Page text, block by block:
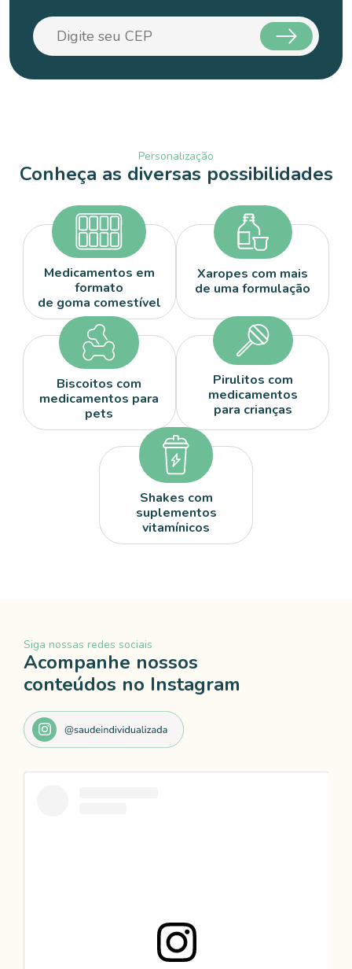
Personalização
Conheça as diversas possibilidades
Medicamentos em
formato
de goma comestível
Xaropes com mais
de uma formulação
Biscoitos com
medicamentos para
pets
Pirulitos com
medicamentos
para crianças
Shakes com
suplementos
vitamínicos
Siga nossas redes sociais
Acompanhe nossos
conteúdos no Instagram